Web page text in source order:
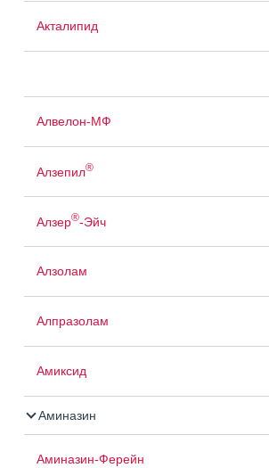
Акталипид
Алвелон-МФ
Алзепил®
Алзер®-Эйч
Алзолам
Алпразолам
Амиксид
Аминазин
Аминазин-Ферейн